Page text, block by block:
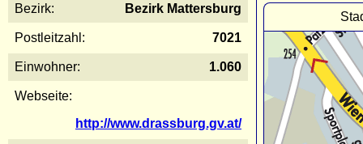
Bezirk: Bezirk Mattersburg
Postleitzahl: 7021
Einwohner: 1.060
Webseite:
http://www.drassburg.gv.at/